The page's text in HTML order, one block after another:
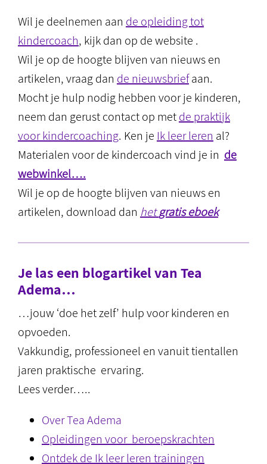
Wil je deelnemen aan de opleiding tot
kindercoach, kijk dan op de website .
Wil je op de hoogte blijven van nieuws en
artikelen, vraag dan de nieuwsbriefaan.
Mocht je hulp nodig hebben voor je kinderen,
neem dan gerust contact op metde praktijk
voor kindercoaching. Ken je Ik leer leren al?
Materialen voor de kindercoach vind je in de
webwinkel….
Wil je op de hoogte blijven van nieuws en
artikelen, download dan hetgratis eboek
Je las een blogartikel van Tea
Adema…
…jouw ‘doe het zelf’ hulp voor kinderen en
opvoeden.
Vakkundig, professioneel en vanuit tientallen
jaren praktische ervaring.
Lees verder…..
Over Tea Adema
Opleidingen voor beroepskrachten
Ontdek de Ik leer leren trainingen